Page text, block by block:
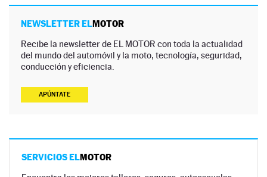
NEWSLETTER ELMOTOR
Recibe la newsletter de EL MOTOR con toda la actualidad
del mundo del automóvil y la moto, tecnología, seguridad,
conducción y eficiencia.
APÚNTATE
SERVICIOS ELMOTOR